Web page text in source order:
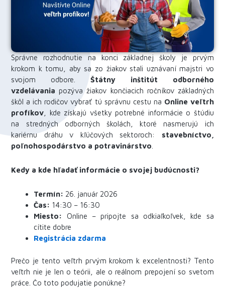
Správne rozhodnutie na konci základnej školy je prvým
krokom k tomu, aby sa zo žiakov stali uznávaní majstri vo
svojom odbore. Štátny inštitút odborného
vzdelávania pozýva žiakov končiacich ročníkov základných
škôl a ich rodičov vybrať tú správnu cestu na Online veľtrh
profíkov , kde získajú všetky potrebné informácie o štúdiu
na stredných odborných školách, ktoré nasmerujú ich
kariérnu dráhu v kľúčových sektoroch: stavebníctvo,
poľnohospodárstvo a potravinárstvo
Kedy a kde hľadať informácie o svojej budúcnosti?
Termín: 26. január 2026
Čas: 14:30 – 16:30
Miesto: Online – pripojte sa odkiaľkoľvek, kde sa
cítite dobre
Registrácia zdarma
Prečo je tento veľtrh prvým krokom k excelentnosti? Tento
veľtrh nie je len o teórii, ale o reálnom prepojení so svetom
práce. Čo toto podujatie ponúkne?